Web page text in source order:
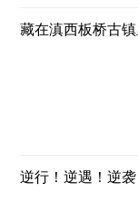
藏在滇西板桥古
逆行！逆遇！逆